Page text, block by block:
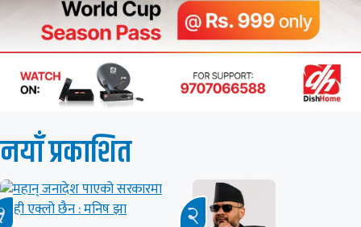
नयाँ प्रकाशित